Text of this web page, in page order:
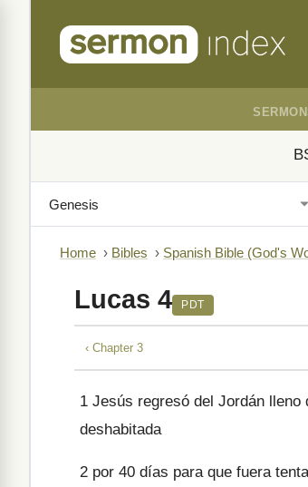
Home › Bibles › Spanish Bible (God's
Lucas 4 PDT
‹ Chapter 3
1 Jesús regresó del Jordán
deshabitada
2 por 40 días para que fuera